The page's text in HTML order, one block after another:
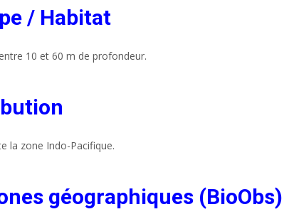
/ Habitat
10 et 60 m de profondeur.
la zone Indo-Pacifique.
géographiques (BioObs)